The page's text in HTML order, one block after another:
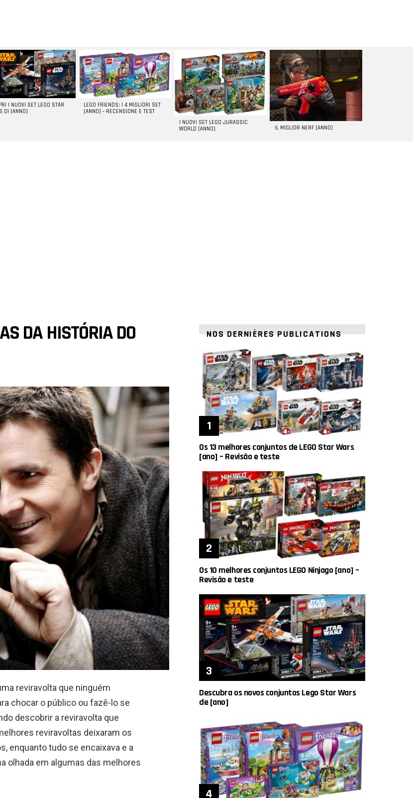
I NUOVI SET LEGO STAR
DI [ANNO]
LEGO FRIENDS: I 4 MIGLIORI SET
[ANNO] – RECENSIONE E TEST
I NUOVI SET LEGO JURASSIC
WORLD [ANNO]
IL MIGLIOR NERF [ANNO]
DA HISTÓRIA DO
reviravolta que ninguém
chocar o público ou fazê-lo se
descobrir a reviravolta que
reviravoltas deixaram os
enquanto tudo se encaixava e a
olhada em algumas das melhores
NOS DERNIÈRES PUBLICATIONS
Os 13 melhores conjuntos de LEGO Star Wars
[ano] – Revisão e teste
Os 10 melhores conjuntos LEGO Ninjago [ano] –
Revisão e teste
Descubra os novos conjuntos Lego Star Wars
de [ano]